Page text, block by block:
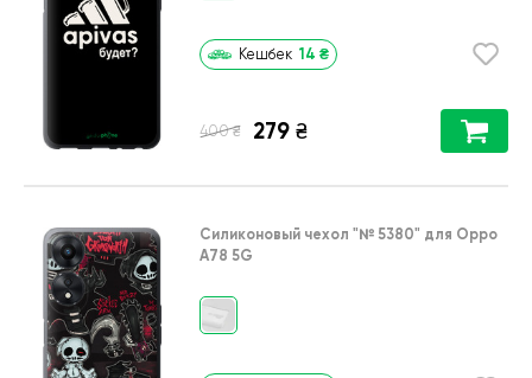
Кешбек 14 ₴
400 ₴ 279 ₴
Силиконовый чехол "№ 5380" для Oppo
A78 5G